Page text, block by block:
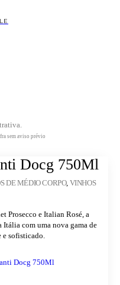
sem aviso prévio
Docg 750Ml
DE MÉDIO CORPO, VINHOS
Prosecco e Italian Rosé, a
Itália com uma nova gama de
e sofisticado.
Docg 750Ml